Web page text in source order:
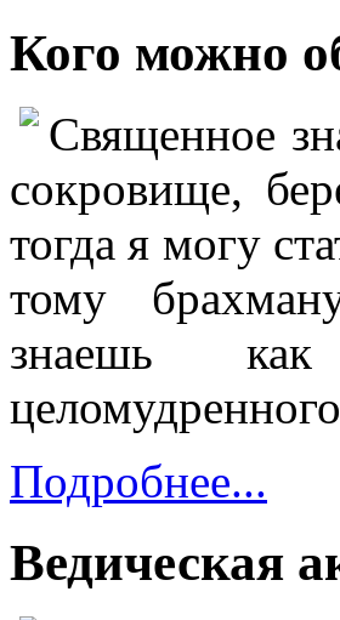
Кого можно
Священное
сокровище,
тогда я могу
тому
знаешь как
Подробнее...
Ведическая